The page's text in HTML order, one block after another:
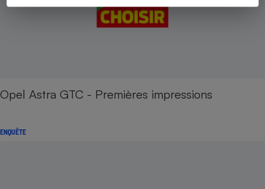
Opel Astra GTC - Premières impressions
ENQUÊTE